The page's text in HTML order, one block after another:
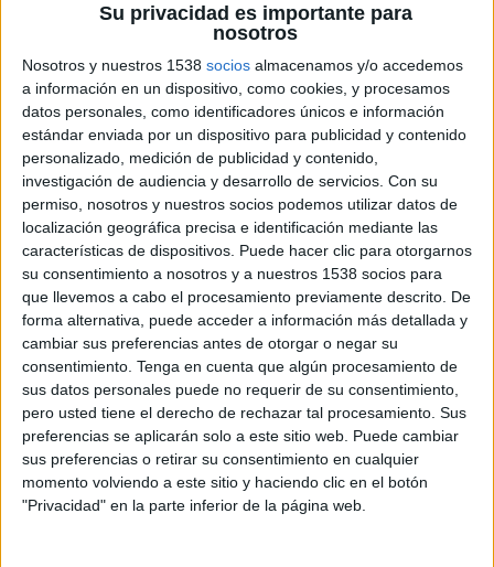
Su privacidad es importante para
nosotros
Nosotros y nuestros 1538 socios almacenamos y/o accedemos
a información en un dispositivo, como cookies, y procesamos
datos personales, como identificadores únicos e información
estándar enviada por un dispositivo para publicidad y contenido
personalizado, medición de publicidad y contenido,
investigación de audiencia y desarrollo de servicios. Con su
permiso, nosotros y nuestros socios podemos utilizar datos de
localización geográfica precisa e identificación mediante las
características de dispositivos. Puede hacer clic para otorgarnos
su consentimiento a nosotros y a nuestros 1538 socios para
que llevemos a cabo el procesamiento previamente descrito. De
forma alternativa, puede acceder a información más detallada y
cambiar sus preferencias antes de otorgar o negar su
consentimiento. Tenga en cuenta que algún procesamiento de
sus datos personales puede no requerir de su consentimiento,
pero usted tiene el derecho de rechazar tal procesamiento. Sus
preferencias se aplicarán solo a este sitio web. Puede cambiar
sus preferencias o retirar su consentimiento en cualquier
momento volviendo a este sitio y haciendo clic en el botón
"Privacidad" en la parte inferior de la página web.
27 DE SEPTIEMBRE DE 2023
Ficha técnica 'Móvome'
Agencia: BAP&Conde
Director creativo: Miguel Conde-Lobato
Equipo creativo: Raquel Quintana, Rubén García,
Luisina Restivo, Emmanuel Joven.
Planificación estratégica: Paula Cobo
Equipo cuentas: Trini Corral, María Vázquez
Productora: Congo Producciones